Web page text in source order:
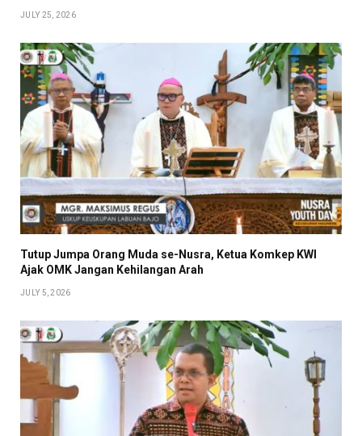
JULY 25, 2026
Tutup Jumpa Orang Muda se-Nusra, Ketua Komkep KWI
Ajak OMK Jangan Kehilangan Arah
JULY 5, 2026